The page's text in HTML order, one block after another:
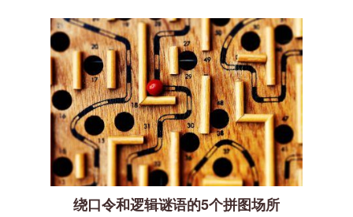
绕口令和逻辑谜语的5个拼图场所